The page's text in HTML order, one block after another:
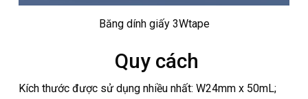
Băng dính giấy 3Wtape
Quy cách
Kích thước được sử dụng nhiều nhất: W24mm x 50mL;